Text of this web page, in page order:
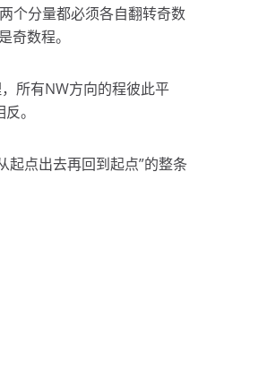
个分量都必须各自翻转奇数
奇数程。
所有NW方向的程彼此平
。
起点出去再回到起点”的整条